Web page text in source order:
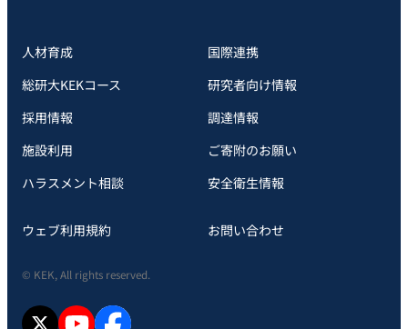
人材育成
国際連携
総研大KEKコース
研究者向け情報
採用情報
調達情報
施設利用
ご寄附のお願い
ハラスメント相談
安全衛⽣情報
ウェブ利用規約 お問い合わせ
© KEK, All rights reserved.
X YouTubefacebook